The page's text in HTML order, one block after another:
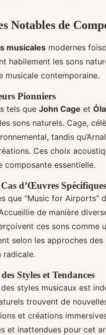
Notables de
musicales modernes
habilement les sons
musicale contemporaine.
Pionniers
tels que John Cage et
sons naturels. Cage,
tandis
Ces choix
composante essentielle.
d’Œuvres Spécifiques
que “Music for Airports”
de manière
ces sons comme
selon les approches
radicale.
Styles et Tendances
des styles musicaux est
trouvent de
et créations
et inattendues pour cet